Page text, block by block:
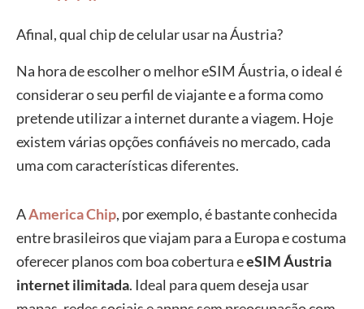
Holafly
SIM Local 3 GB USD 4
Airalo 5 GB USD 7
Afinal, qual chip de celular usar na Áustria?
Na hora de escolher o melhor eSIM Áustria, o ideal é
considerar o seu perfil de viajante e a forma como
pretende utilizar a internet durante a viagem. Hoje
existem várias opções confiáveis no mercado, cada
uma com características diferentes.
AAmerica Chip, por exemplo, é bastante conhecida
entre brasileiros que viajam para a Europa e costuma
oferecer planos com boa cobertura eeSIM Áustria
internet ilimitada. Ideal para quem deseja usar